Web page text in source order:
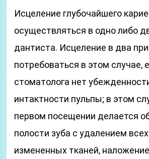
Исцеление глубочайшего
осуществляться в одно либо
дантиста. Исцеление в два
потребоваться в этом случае,
стоматолога нет
интактности пульпы; в этом
первом посещении делается
полости зуба с удалением
измененных тканей, наложение